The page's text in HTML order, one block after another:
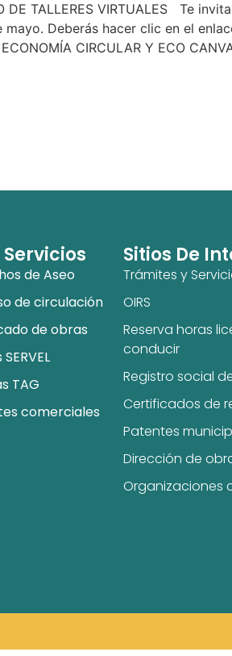
DE TALLERES VIRTUALES ‍ Te
mayo. Deberás hacer clic en el
ECONOMÍA CIRCULAR Y ECO
Servicios
de Aseo
de circulación
de obras
TAG
comerciales
Sitios De
Trámites y
OIRS
Reserva horas
conducir
Registro social
Certificados de
Patentes
Dirección de
Organizaciones